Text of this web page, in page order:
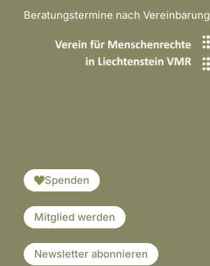
Beratungstermine nach Vereinbarung
Spenden
Mitglied werden
Newsletter abonnieren